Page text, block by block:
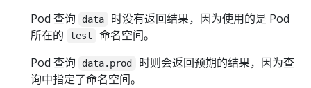
Pod 查询
data
时没有返回结果，因为使用的是 Pod
所在的
test
命名空间。
Pod 查询
data.prod
时则会返回预期的结果，因为查
询中指定了命名空间。